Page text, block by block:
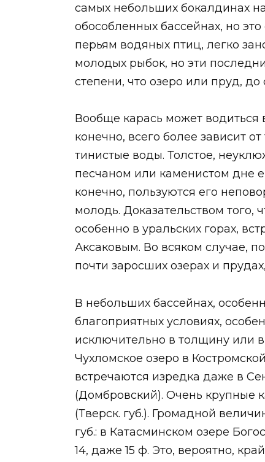
самых небольших бокалдинах
обособленных бассейнах, но
перьям водяных птиц, легко
молодых рыбок, но эти
степени, что озеро или пруд,
Вообще карась может водиться
конечно, всего более зависит
тинистые воды. Толстое,
песчаном или каменистом дне
конечно, пользуются его
молодь. Доказательством того,
особенно в уральских горах,
Аксаковым. Во всяком случае,
почти заросших озерах и
В небольших бассейнах,
благоприятных условиях,
исключительно в толщину или
Чухломское озеро в
встречаются изредка даже в
(Домбровский). Очень крупные
(Тверск. губ.). Громадной
губ.: в Катасминском озере
14, даже 15 ф. Это, вероятно,